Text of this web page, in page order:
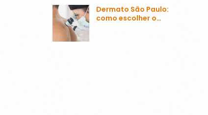
Dermato São Paulo:
como escolher o